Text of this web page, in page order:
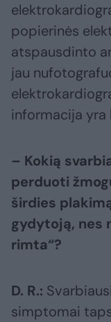
popierinės
atspausdinto
jau
informacija yra
– Kokią
perduoti
širdies
gydytoją, nes
rimta“?
D. R.:
simptomai